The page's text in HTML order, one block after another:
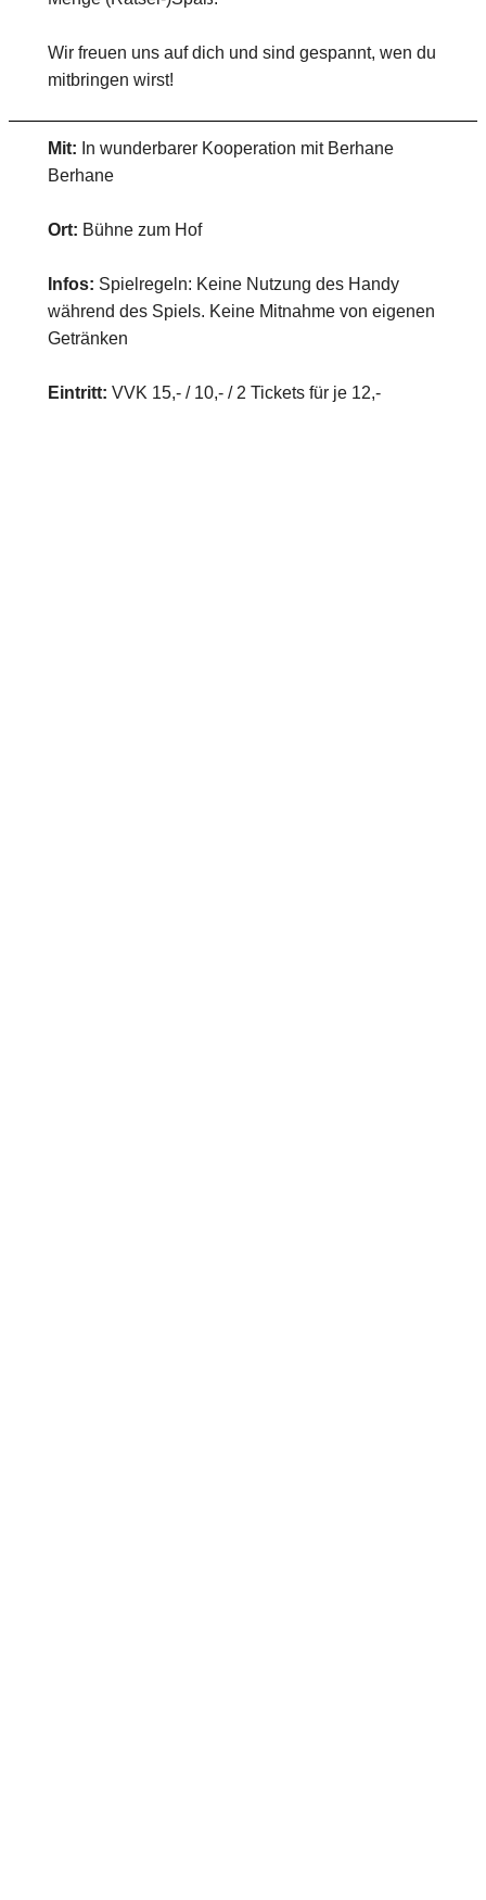
Wir freuen uns auf dich und sind gespannt, wen du
mitbringen wirst!
Mit: In wunderbarer Kooperation mit Berhane
Berhane
Ort: Bühne zum Hof
Infos: Spielregeln: Keine Nutzung des Handy
während des Spiels. Keine Mitnahme von eigenen
Getränken
Eintritt: VVK 15,- / 10,- / 2 Tickets für je 12,-